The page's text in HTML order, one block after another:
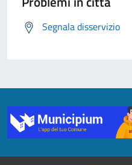
Segnala disservizio